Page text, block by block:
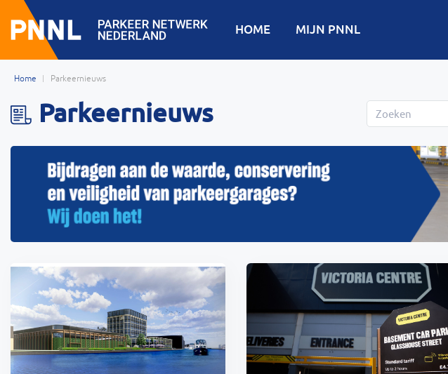
HOME MIJN PNNL
Home Parkeernieuws
Parkeernieuws